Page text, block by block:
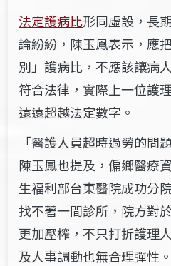
法定護病比形同虛設，長
論紛紛，陳玉鳳表示，應
別」護病比，不應該讓病
符合法律，實際上一位護
遠遠超越法定數字。
「醫護人員超時過勞的問
陳玉鳳也提及，偏鄉醫療
生福利部台東醫院成功分
找不著一間診所，院方對
更加壓榨，不只打折護理
及人事調動也無合理彈性。